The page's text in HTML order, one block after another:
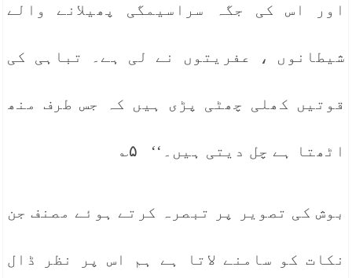
اور اس کی جگہ سراسیمگی پھیلانے والے
شیطانوں ، عفریتوں نے لی ہے۔ تباہی کی
قوتیں کھلی چھٹی پڑی ہیں کہ جس طرف منھ
اٹھتا ہے چل دیتی ہیں۔‘‘ ۵؎
بوش کی تصویر پر تبصرہ کرتے ہوئے مصنف جن
نکات کو سامنے لاتا ہے ہم اس پر نظر ڈال